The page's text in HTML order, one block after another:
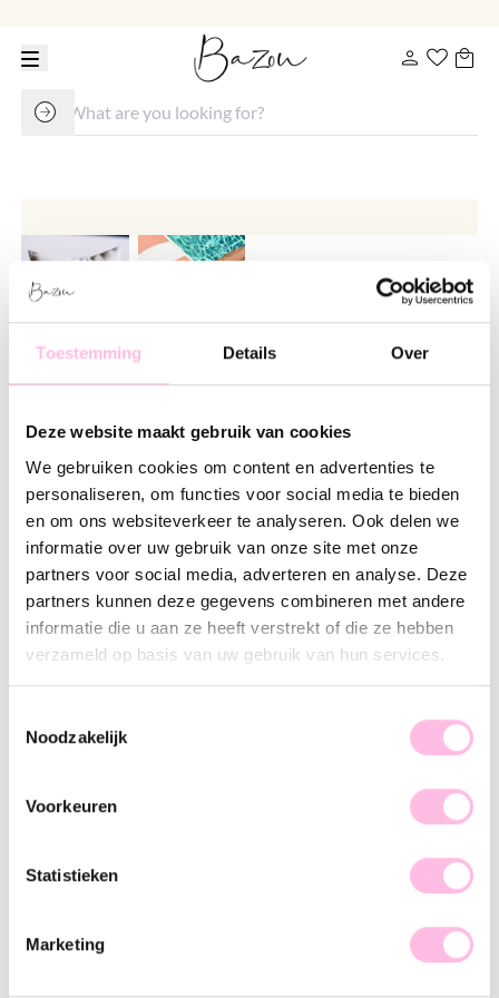
Toestemming Details Over
Deze website maakt gebruik van cookies
We gebruiken cookies om content en advertenties te
personaliseren, om functies voor social media te bieden
en om ons websiteverkeer te analyseren. Ook delen we
informatie over uw gebruik van onze site met onze
partners voor social media, adverteren en analyse. Deze
partners kunnen deze gegevens combineren met andere
informatie die u aan ze heeft verstrekt of die ze hebben
verzameld op basis van uw gebruik van hun services.
Noodzakelijk
Voorkeuren
Statistieken
Marketing
Satin bracelet with shell and pearl
- light blue
€ 12.95€ 8.95
Variants:
Lichtblauw
Free shipping from €35
Shipping from €1.95
Handmade product
Premium stainless steel
Description Feature SKU
Obsessed with arm candy … This bracelet is the perfect basic
Shop now!